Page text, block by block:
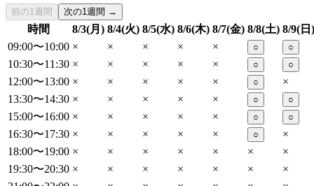
前の1週間 次の1週間 →
時間 8/3(月) 8/4(火) 8/5(水) 8/6(木) 8/7(金) 8/8(土) 8/9(日)
09:00〜10:00 × × × × × ○ ○
10:30〜11:30 × × × × × ○ ○
12:00〜13:00 × × × × × ○
×
13:30〜14:30 × × × × × ○ ○
15:00〜16:00 × × × × × ○ ○
16:30〜17:30 × × × × × ○
×
18:00〜19:00 × × × × × ×
×
19:30〜20:30 × × × × × ×
×